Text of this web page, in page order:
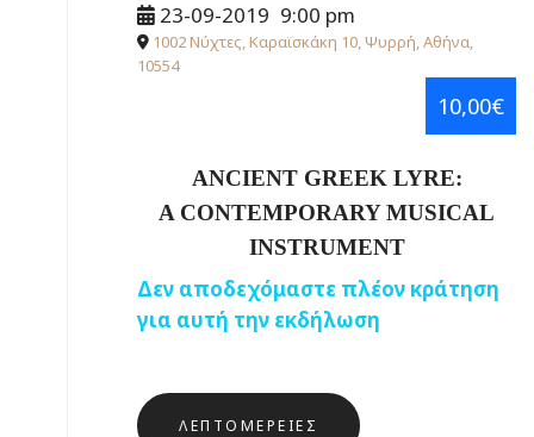
23-09-2019 9:00 pm
1002 Νύχτες, Καραϊσκάκη 10, Ψυρρή, Αθήνα,
10554
10,00€
ANCIENT GREEK LYRE:
A CONTEMPORARY MUSICAL
INSTRUMENT
Δεν αποδεχόμαστε πλέον κράτηση
για αυτή την εκδήλωση
ΛΕΠΤΟΜΈΡΕΙΕΣ